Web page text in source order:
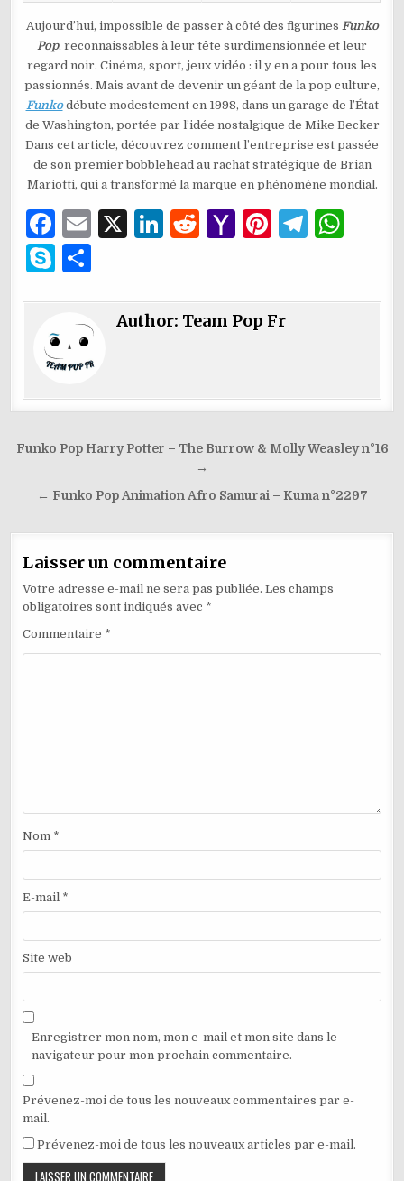
Aujourd’hui, impossible de passer à côté des figurines Funko
Pop, reconnaissables à leur tête surdimensionnée et leur
regard noir. Cinéma, sport, jeux vidéo : il y en a pour tous les
passionnés. Mais avant de devenir un géant de la pop culture,
Funkodébute modestement en 1998, dans un garage de l’État
de Washington, portée par l’idée nostalgique de Mike Becker
Dans cet article, découvrez comment l’entreprise est passée
de son premier bobblehead au rachat stratégique de Brian
Mariotti, qui a transformé la marque en phénomène mondial.
F
a
c
e
b
o
o
E
l
X
Li
e
R
di
Y
o
ai
Pi
re
T
g s
p
S
p
e
ta
g
er
Author: Team Pop Fr
Navigation
l’article
Funko Pop Harry Potter – The Burrow & Molly Weasley n°16
→
← Funko Pop Animation Afro Samurai – Kuma n°2297
Laisser un commentaire
Votre adresse e-mail ne sera pas publiée. Les champs
obligatoires sont indiqués avec *
Commentaire *
Nom *
E-mail *
Site web
Enregistrer mon nom, mon e-mail et mon site dans le
navigateur pour mon prochain commentaire.
Prévenez-moi de tous les nouveaux commentaires par e-
mail.
Prévenez-moi de tous les nouveaux articles par e-mail.